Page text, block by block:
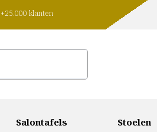
+25.000 klanten
Salontafels Stoelen